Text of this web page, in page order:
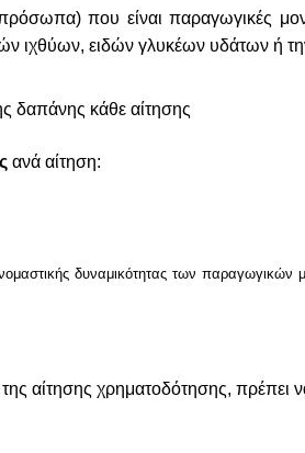
πρόσωπα) που είναι παραγωγικές
ιχθύων, ειδών γλυκέων υδάτων ή
δαπάνης κάθε αίτησης
ανά αίτηση:
δυναμικότητας των παραγωγικών
αίτησης χρηματοδότησης, πρέπει